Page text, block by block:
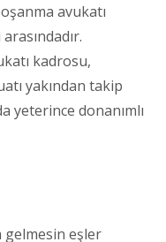
avukatı
kadrosu,
yakından takip
yeterince donanımlı
gelmesin eşler